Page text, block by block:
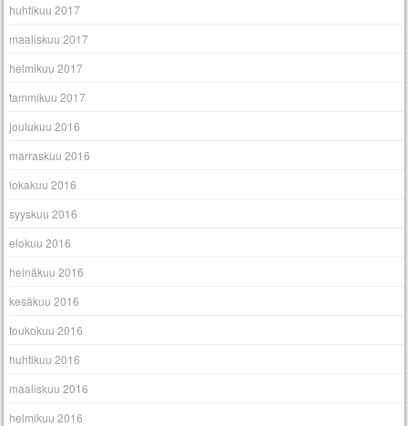
huhtikuu 2017
maaliskuu 2017
helmikuu 2017
tammikuu 2017
joulukuu 2016
marraskuu 2016
lokakuu 2016
syyskuu 2016
elokuu 2016
heinäkuu 2016
kesäkuu 2016
toukokuu 2016
huhtikuu 2016
maaliskuu 2016
helmikuu 2016